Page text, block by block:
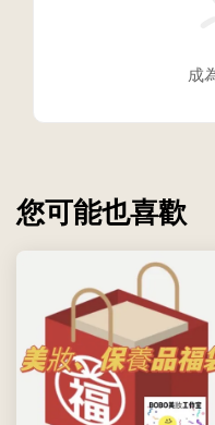
成
您可能也喜歡